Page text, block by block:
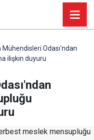
Mühendisleri Odası'ndan
ilişkin duyuru